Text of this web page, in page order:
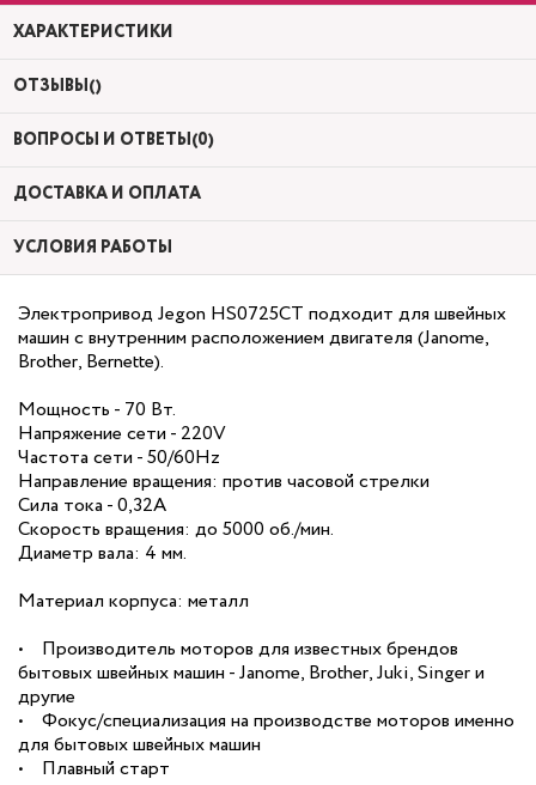
ХАРАКТЕРИСТИКИ
ОТЗЫВЫ()
ВОПРОСЫ И ОТВЕТЫ(0)
ДОСТАВКА И ОПЛАТА
УСЛОВИЯ РАБОТЫ
Электропривод Jegon HS0725CT подходит для швейных
машин с внутренним расположением двигателя (Janome,
Brother, Bernette).
Мощность - 70 Вт.
Напряжение сети - 220V
Частота сети - 50/60Hz
Направление вращения: против часовой стрелки
Сила тока - 0,32А
Скорость вращения: до 5000 об./мин.
Диаметр вала: 4 мм.
Материал корпуса: металл
• Производитель моторов для известных брендов
бытовых швейных машин - Janome, Brother, Juki, Singer и
другие
• Фокус/специализация на производстве моторов именно
для бытовых швейных машин
• Плавный старт